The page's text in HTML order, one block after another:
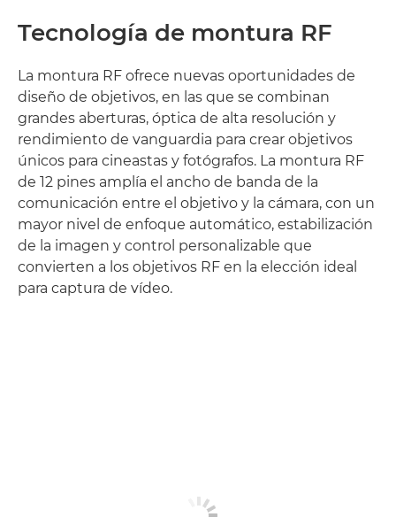
Tecnología de montura RF
La montura RF ofrece nuevas oportunidades de
diseño de objetivos, en las que se combinan
grandes aberturas, óptica de alta resolución y
rendimiento de vanguardia para crear objetivos
únicos para cineastas y fotógrafos. La montura RF
de 12 pines amplía el ancho de banda de la
comunicación entre el objetivo y la cámara, con un
mayor nivel de enfoque automático, estabilización
de la imagen y control personalizable que
convierten a los objetivos RF en la elección ideal
para captura de vídeo.